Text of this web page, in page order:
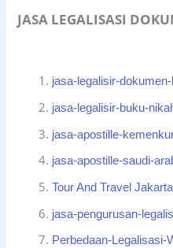
JASA LEGALISASI
jasa-legalisir-
jasa-legalisir-buku-
jasa-apostille-
jasa-apostille-saudi-
Tour And Travel Jakarta
jasa-pengurusan-
Perbedaan-Legalisasi-